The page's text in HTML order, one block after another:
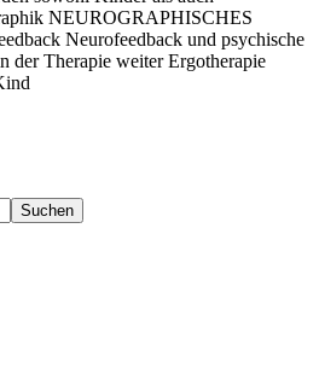
NEUROGRAPHISCHES
Neurofeedback und psychische
der Therapie weiter Ergotherapie
Suchen